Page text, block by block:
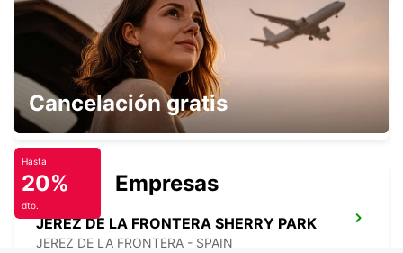
SEVILLA AEROPUERTO
SEVILLA - SPAIN
JEREZ DE LA FRONTERA SHERRY PARK
JEREZ DE LA FRONTERA - SPAIN
Cancelación gratis
Hasta
20%
dto.
Empresas